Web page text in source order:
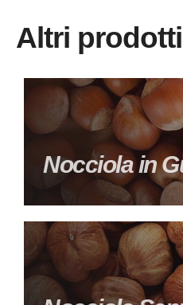
Altri prodotti
Nocciola in